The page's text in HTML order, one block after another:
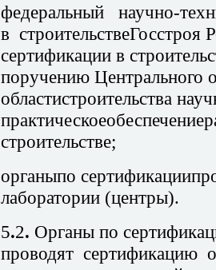
федеральный научно-
в строительствеГосстроя
сертификации в
поручению Центрального
областистроительства
строительстве;
органыпо
лаборатории (центры).
5.2. Органы по
проводят сертификацию